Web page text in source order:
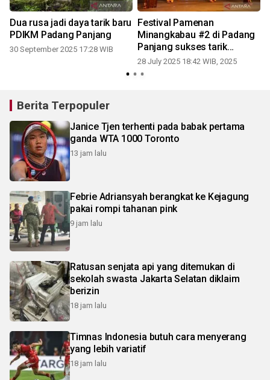
Dua rusa jadi daya tarik baru
PDIKM Padang Panjang
30 September 2025 17:28 WIB
Festival Pamenan
Minangkabau #2 di Padang
Panjang sukses tarik
penonton
28 July 2025 18:42 WIB, 2025
Berita Terpopuler
Janice Tjen terhenti pada babak pertama
ganda WTA 1000 Toronto
13 jam lalu
Febrie Adriansyah berangkat ke Kejagung
pakai rompi tahanan pink
9 jam lalu
Ratusan senjata api yang ditemukan di
sekolah swasta Jakarta Selatan diklaim
berizin
18 jam lalu
Timnas Indonesia butuh cara menyerang
yang lebih variatif
18 jam lalu